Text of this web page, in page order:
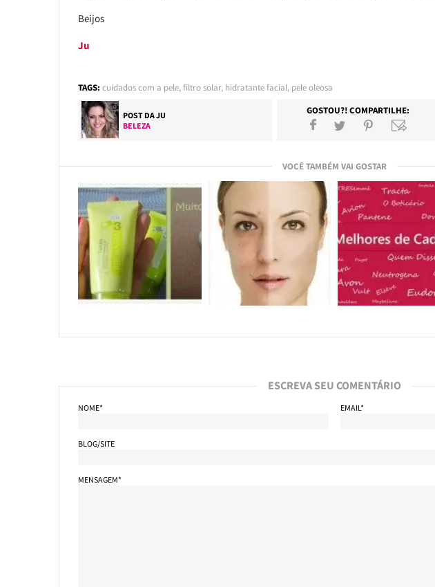
Beijos
Ju
TAGS: cuidados com a pele,filtro solar, hidratante facial, pele oleosa
POST DAJU
BELEZA
GOSTOU?! COMPARTILHE:
VOCÊ TAMBÉM VAI GOSTAR
ESCREVA SEU COMENTÁRIO
NOME* EMAIL*
BLOG/SITE
MENSAGEM*